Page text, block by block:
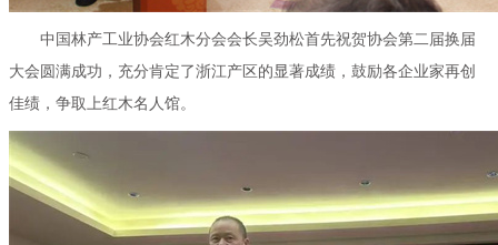
中国林产工业协会红木分会会长吴劲松首先祝贺协会第二届换届
大会圆满成功，充分肯定了浙江产区的显著成绩，鼓励各企业家再创
佳绩，争取上红木名人馆。